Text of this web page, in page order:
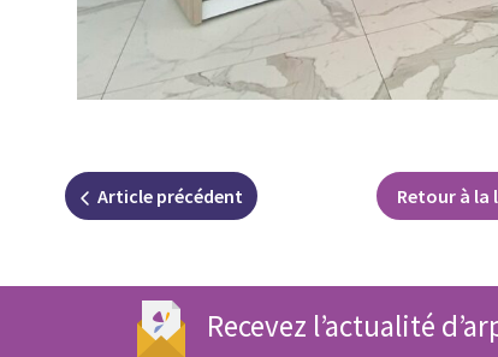
Article précédent Retour à
Recevez l’actualité